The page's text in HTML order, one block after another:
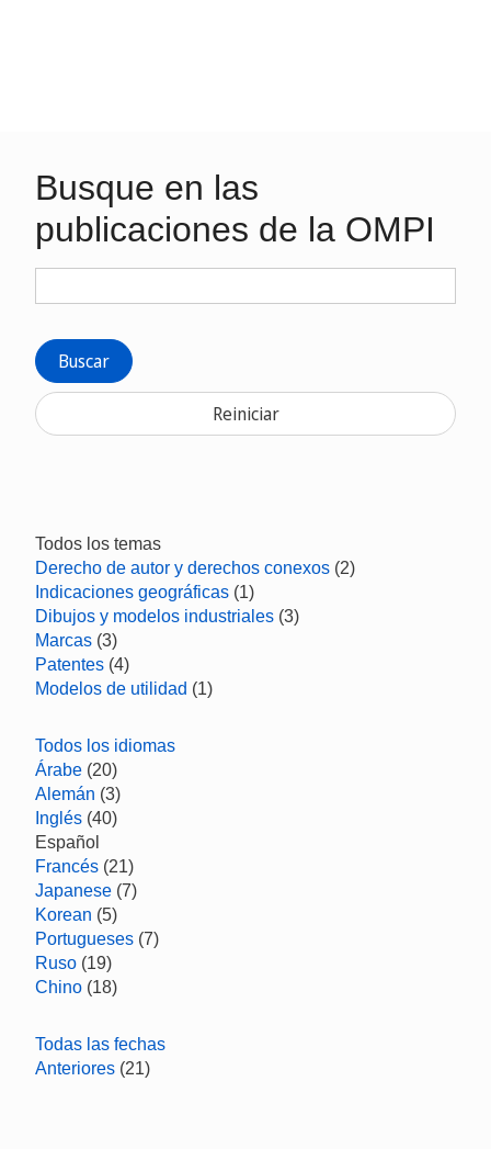
Busque en las
publicaciones de la OMPI
Buscar
Reiniciar
Todos los temas
Derecho de autor y derechos conexos (2)
Indicaciones geográficas (1)
Dibujos y modelos industriales (3)
Marcas (3)
Patentes (4)
Modelos de utilidad (1)
Todos los idiomas
Árabe (20)
Alemán (3)
Inglés (40)
Español
Francés (21)
Japanese (7)
Korean (5)
Portugueses (7)
Ruso (19)
Chino (18)
Todas las fechas
Anteriores (21)